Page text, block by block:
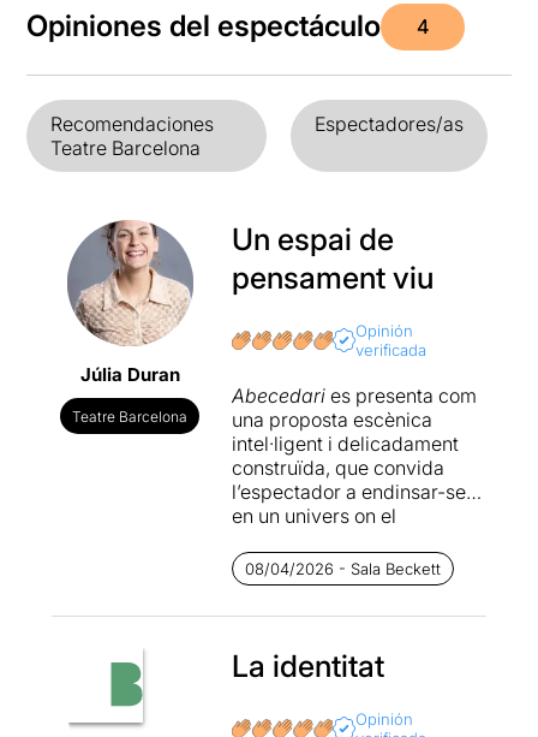
Opiniones del espectáculo 4
Recomendaciones
Teatre Barcelona
Espectadores/as
Júlia Duran
Teatre Barcelona
Un espai de
pensament viu
Opinión
verificada
Abecedaries presenta com
una proposta escènica
intel·ligent i delicadament
construïda, que convida
l’espectador a endinsar-se
en un univers on el
llenguatge esdevenen
matèria teatral. Una obra
que planteja, en primera
profundes: què queda d’algú
quan ja no hi és? I què passa
amb aquella saviesa íntima i
popular que desapareix amb
08/04/2026 - Sala Beckett
La identitat
Opinión